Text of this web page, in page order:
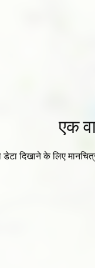
एक
डेटा दिखाने के लिए